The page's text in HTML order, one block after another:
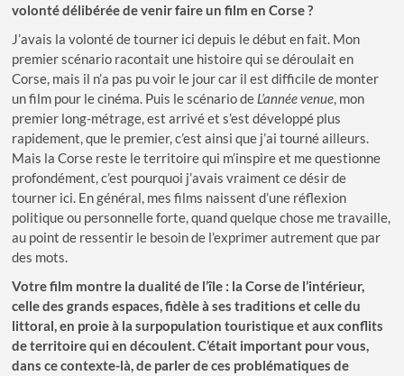
volonté délibérée de venir faire un film en Corse ?
J’avais la volonté de tourner ici depuis le début en fait. Mon
premier scénario racontait une histoire qui se déroulait en
Corse, mais il n’a pas pu voir le jour car il est difficile de monter
un film pour le cinéma. Puis le scénario de L’année venue, mon
premier long-métrage, est arrivé et s’est développé plus
rapidement, que le premier, c’est ainsi que j’ai tourné ailleurs.
Mais la Corse reste le territoire qui m’inspire et me questionne
profondément, c’est pourquoi j’avais vraiment ce désir de
tourner ici. En général, mes films naissent d’une réflexion
politique ou personnelle forte, quand quelque chose me travaille,
au point de ressentir le besoin de l’exprimer autrement que par
des mots.
Votre film montre la dualité de l’île : la Corse de l’intérieur,
celle des grands espaces, fidèle à ses traditions et celle du
littoral, en proie à la surpopulation touristique et aux conflits
de territoire qui en découlent. C’était important pour vous,
dans ce contexte-là, de parler de ces problématiques de